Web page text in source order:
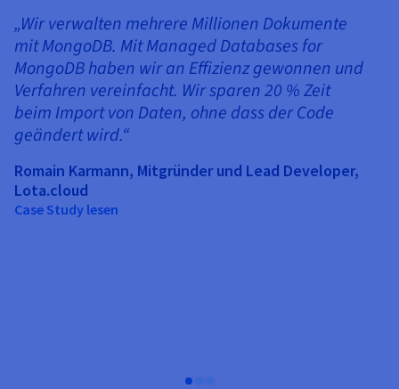
„Wir verwalten mehrere Millionen Dokumente
mit MongoDB. Mit Managed Databases for
MongoDB haben wir an Effizienz gewonnen und
Verfahren vereinfacht. Wir sparen 20 % Zeit
beim Import von Daten, ohne dass der Code
geändert wird.“
Romain Karmann, Mitgründer und Lead Developer,
Lota.cloud
Case Study lesen